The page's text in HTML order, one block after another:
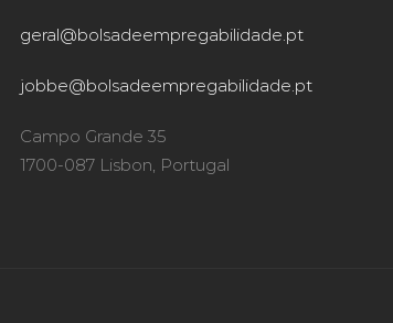
geral@bolsadeempregabilidade.pt
jobbe@bolsadeempregabilidade.pt
Campo Grande 35
1700-087 Lisbon, Portugal